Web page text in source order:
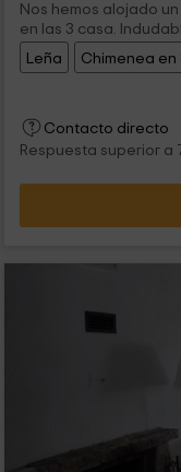
Nos hemos alojado
en las 3 casa.
alojamiento, con
puedas precisar en
calma absoluta. La
independientes
con mucho encanto.
Leña Chimenea en
Contacto directo
Respuesta superior a